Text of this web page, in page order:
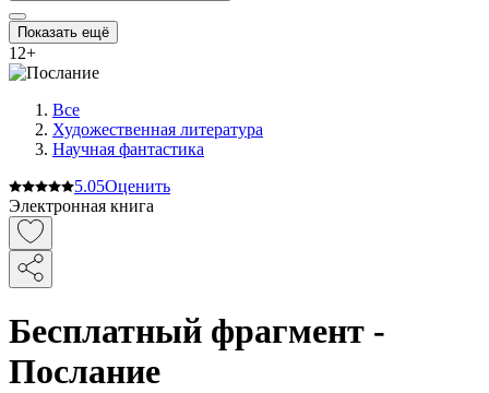
Показать ещё
12+
Все
Художественная литература
Научная фантастика
5.05Оценить
Электронная книга
Бесплатный фрагмент -
Послание